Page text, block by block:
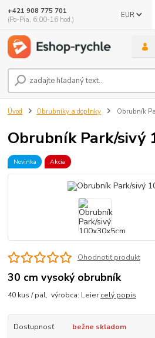
EUR
+421 908 775 701
(Po-Pia, 6:00-16 hod.)
Úvod Obrubníky a doplnky Obrubník
Obrubník Park/sivý
Novinka Akcia
Ohodnotiť produkt
30 cm vysoký obrubník
40 kus / pal, výrobca: Leiercelý popis
Dostupnosť
bežne skladom